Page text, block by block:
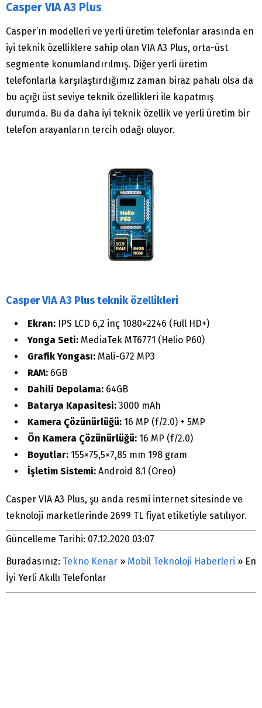
Casper VIA A3 Plus
Casper’ın modelleri ve yerli üretim telefonlar arasında en
iyi teknik özelliklere sahip olan VIA A3 Plus, orta-üst
segmente konumlandırılmış. Diğer yerli üretim
telefonlarla karşılaştırdığımız zaman biraz pahalı olsa da
bu açığı üst seviye teknik özellikleri ile kapatmış
durumda. Bu da daha iyi teknik özellik ve yerli üretim bir
telefon arayanların tercih odağı oluyor.
Casper VIA A3 Plus teknik özellikleri
Ekran: IPS LCD 6,2 inç 1080×2246 (Full HD+)
Yonga Seti: MediaTek MT6771 (Helio P60)
Grafik Yongası: Mali-G72 MP3
RAM: 6GB
Dahili Depolama: 64GB
Batarya Kapasitesi: 3000 mAh
Kamera Çözünürlüğü: 16 MP (f/2.0) + 5MP
Ön Kamera Çözünürlüğü: 16 MP (f/2.0)
Boyutlar: 155×75,5×7,85 mm 198 gram
İşletim Sistemi: Android 8.1 (Oreo)
Casper VIA A3 Plus, şu anda resmi internet sitesinde ve
teknoloji marketlerinde 2699 TL fiyat etiketiyle satılıyor.
Güncelleme Tarihi: 07.12.2020 03:07
Buradasınız: Tekno Kenar » Mobil Teknoloji Haberleri » En
İyi Yerli Akıllı Telefonlar